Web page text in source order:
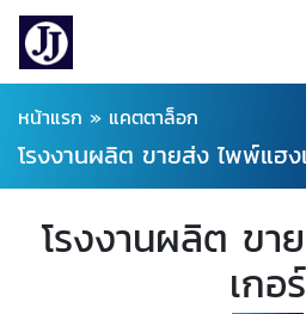
หน้าแรก » แคตตาล็อก
โรงงานผลิต ขายส่ง ไพพ์แฮง
โรงงานผลิต ขา
เกอร์